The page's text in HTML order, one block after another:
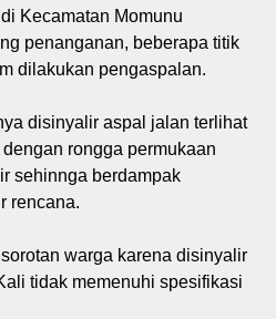
Kecamatan Momunu
penanganan, beberapa titik
dilakukan pengaspalan.
disinyalir aspal jalan terlihat
rongga permukaan
sehinnga berdampak
rencana.
warga karena disinyalir
tidak memenuhi spesifikasi